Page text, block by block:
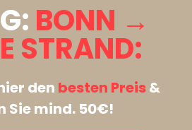
BONN →
STRAND:
den besten Preis&
Sie mind. 50€!